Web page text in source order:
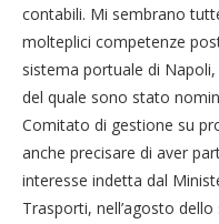
contabili. Mi sembrano
molteplici competenze
sistema portuale di
del quale sono stato
Comitato di gestione su
anche precisare di aver
interesse indetta dal
Trasporti, nell’agosto